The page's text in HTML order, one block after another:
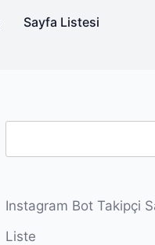
Sayfa Listesi
Instagram Bot Takipçi
Liste